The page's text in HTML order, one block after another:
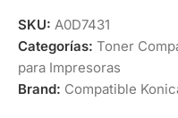
SKU: A0D7431
Categorías: Toner
para Impresoras
Brand: Compatible